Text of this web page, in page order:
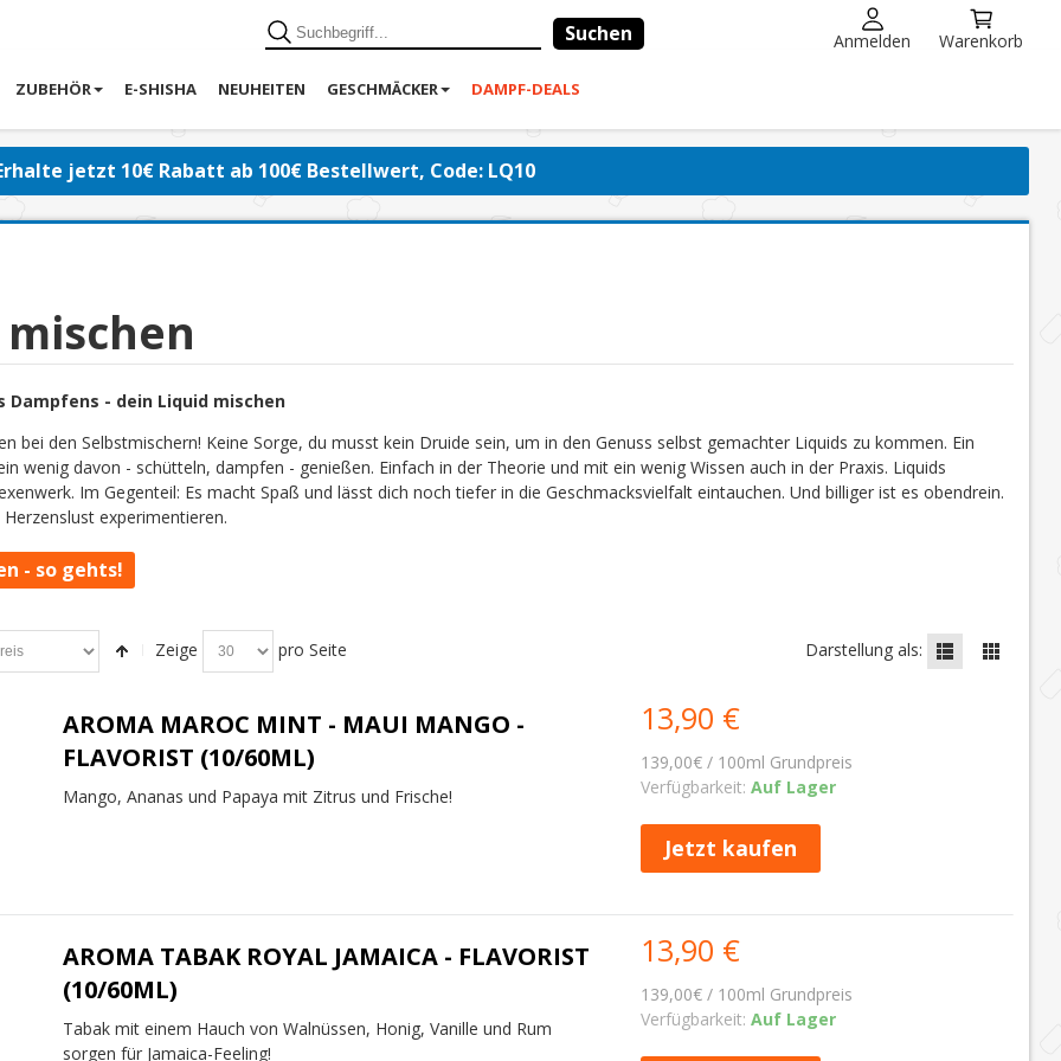
Suchen Anmelden Warenkorb
ZUBEHÖR E-SHISHA NEUHEITEN GESCHMÄCKER DAMPF-DEALS
jetzt 10€ Rabatt ab 100€ Bestellwert, Code: LQ10
Dampfens - dein Liquid mischen
bei den Selbstmischern! Keine Sorge, du musst kein Druide sein, um in den Genuss selbst gemachter Liquids zu kommen. Ein
wenig davon - schütteln, dampfen - genießen. Einfach in der Theorie und mit ein wenig Wissen auch in der Praxis. Liquids
Im Gegenteil: Es macht Spaß und lässt dich noch tiefer in die Geschmacksvielfalt eintauchen. Und billiger ist es obendrein.
experimentieren.
- so gehts!
Zeige pro Seite Darstellung als:
AROMA MAROC MINT - MAUI MANGO -
FLAVORIST (10/60ML)
Mango, Ananas und Papaya mit Zitrus und Frische!
13,90 €
139,00€ / 100ml Grundpreis
Verfügbarkeit: Auf Lager
Jetzt kaufen
AROMA TABAK ROYAL JAMAICA - FLAVORIST
(10/60ML)
Tabak mit einem Hauch von Walnüssen, Honig, Vanille und Rum
sorgen für Jamaica-Feeling!
13,90 €
139,00€ / 100ml Grundpreis
Verfügbarkeit: Auf Lager